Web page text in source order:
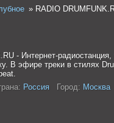
RADIO
- Интернет-
В эфире треки в стилях
Россия Город: Москва